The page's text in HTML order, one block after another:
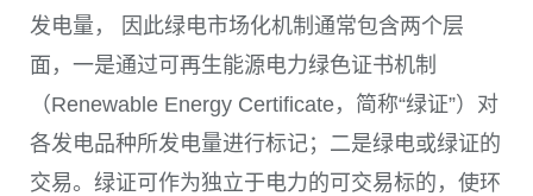
发电量， 因此绿电市场化机制通常包含两个层
面，一是通过可再生能源电力绿色证书机制
（Renewable Energy Certificate，简称“绿证”） 对
各发电品种所发电量进行标记；二是绿电或绿证的
交易。绿证可作为独立于电力的可交易标的，使环